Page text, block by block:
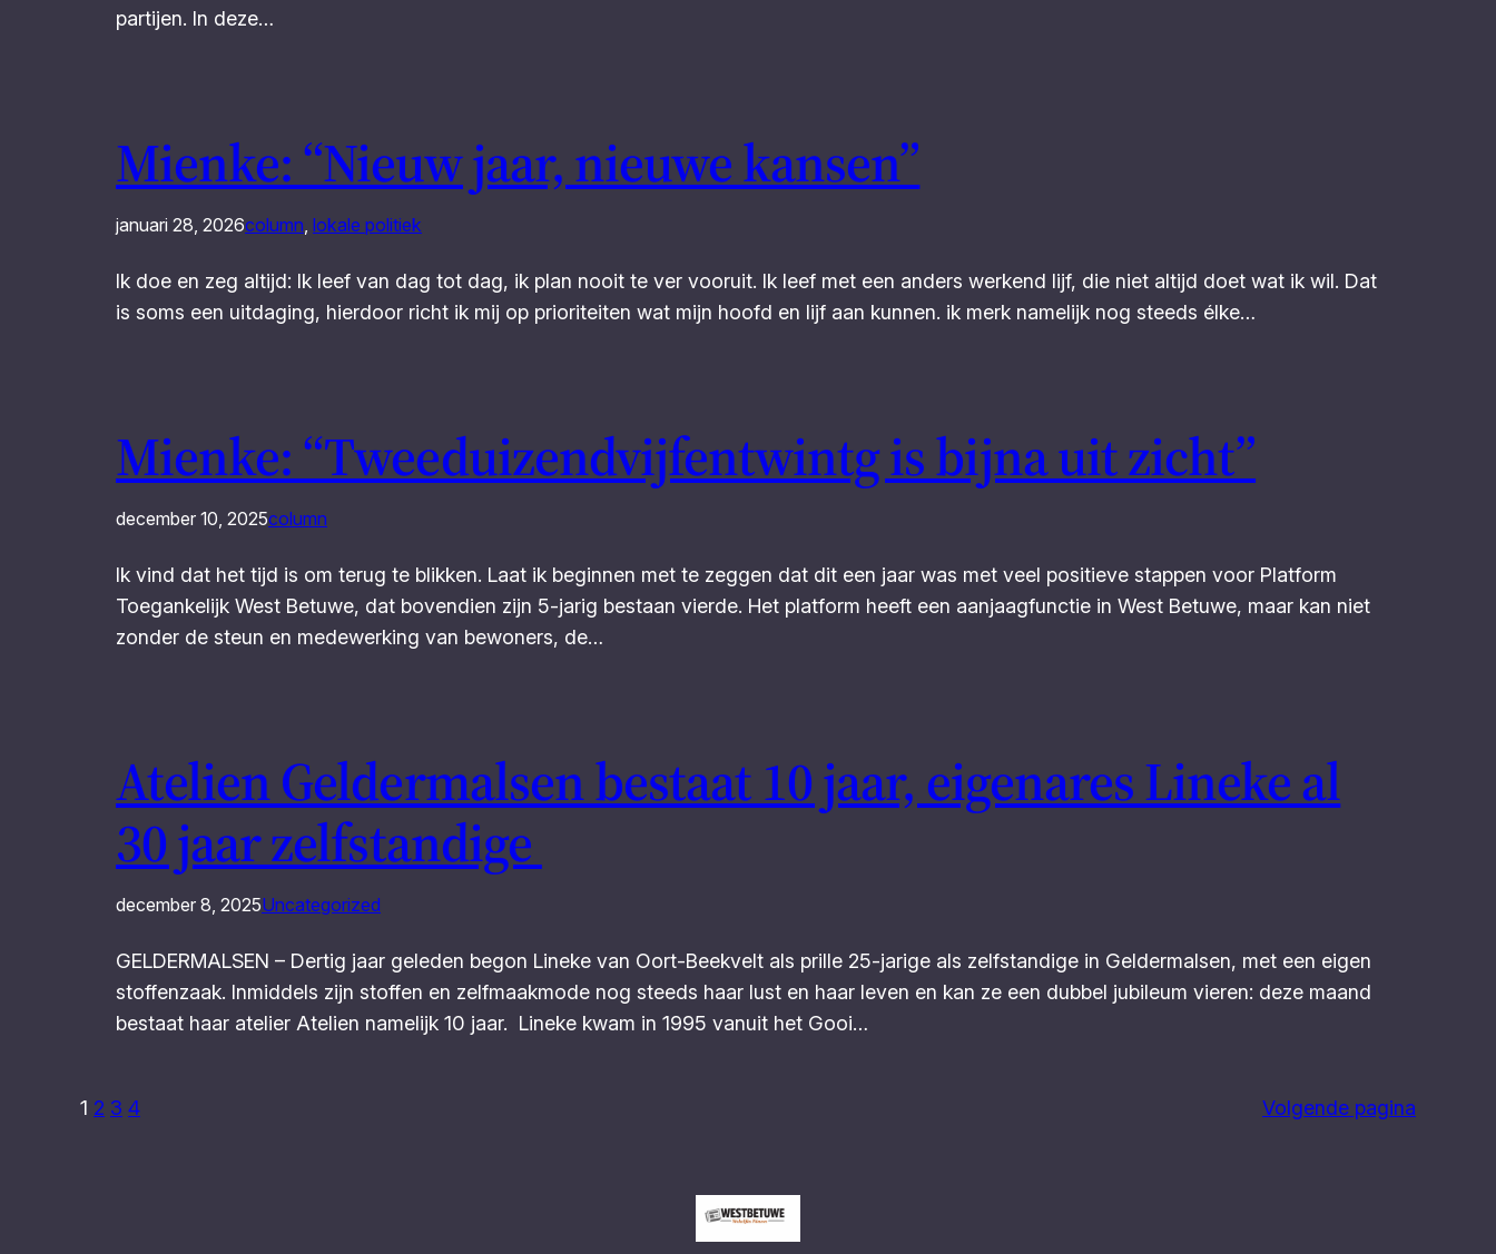
partijen. In deze…
Mienke: “Nieuw jaar, nieuwe kansen”
januari 28, 2026column lokale politiek
Ik doe en zeg altijd: Ik leef van dag tot dag, ik plan nooit te ver vooruit. Ik leef met een anders werkend lijf, die niet altijd doet wat ik wil. Dat
is soms een uitdaging, hierdoor richt ik mij op prioriteiten wat mijn hoofd en lijf aan kunnen. ik merk namelijk nog steeds élke…
Mienke: “Tweeduizendvijfentwintg is bijna uit zicht”
december 10, 2025column
Ik vind dat het tijd is om terug te blikken. Laat ik beginnen met te zeggen dat dit een jaar was met veel positieve stappen voor Platform
Toegankelijk West Betuwe, dat bovendien zijn 5-jarig bestaan vierde. Het platform heeft een aanjaagfunctie in West Betuwe, maar kan niet
zonder de steun en medewerking van bewoners, de…
Atelien Geldermalsen bestaat 10 jaar, eigenares Lineke al
30 jaar zelfstandige
december 8, 2025Uncategorized
GELDERMALSEN – Dertig jaar geleden begon Lineke van Oort-Beekvelt als prille 25-jarige als zelfstandige in Geldermalsen, met een eigen
stoffenzaak. Inmiddels zijn stoffen en zelfmaakmode nog steeds haar lust en haar leven en kan ze een dubbel jubileum vieren: deze maand
bestaat haar atelier Atelien namelijk 10 jaar. Lineke kwam in 1995 vanuit het Gooi…
1 2 3 4 Volgende pagina